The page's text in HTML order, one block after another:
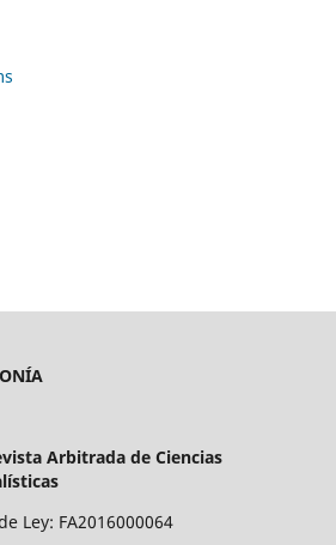
Arbitrada de Ciencias
Ley: FA2016000064